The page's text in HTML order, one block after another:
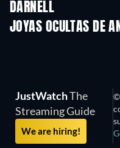
DARNELL
JOYAS OCULTAS DE
JustWatchThe
Streaming Guide
We are hiring!
©